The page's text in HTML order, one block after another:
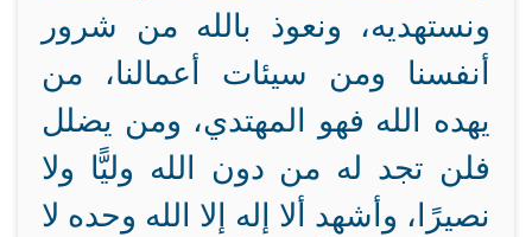
ونستهديه، ونعوذ بالله من شرور
أنفسنا ومن سيئات أعمالنا، من
يهده الله فهو المهتدي، ومن يضلل
فلن تجد له من دون الله وليًّا ولا
نصيرًا، وأشهد ألا إله إلا الله وحده لا